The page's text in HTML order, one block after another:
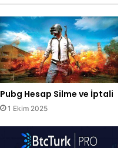
Pubg Hesap Silme ve İptali
1 Ekim 2025